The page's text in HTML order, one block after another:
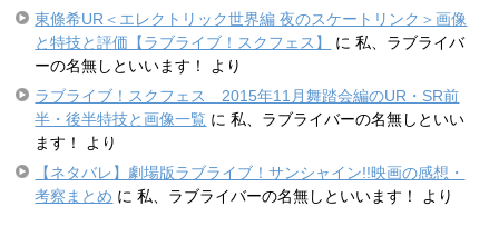
東條希UR＜エレクトリック世界編 夜のスケートリンク＞画像
と特技と評価【ラブライブ！スクフェス】
に私、ラブライバ
ーの名無しといいます！
より
ラブライブ！スクフェス 2015年11月舞踏会編のUR・SR前
半・後半特技と画像一覧 に私、ラブライバーの名無しといい
ます！
より
【ネタバレ】劇場版ラブライブ！サンシャイン!!映画の感想・
考察まとめ に私、ラブライバーの名無しといいます！ より